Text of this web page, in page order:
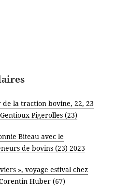
de la traction bovine, 22, 23
Pigerolles (23)
Biteau avec le
de bovins (23) 2023
», voyage estival chez
Huber (67)